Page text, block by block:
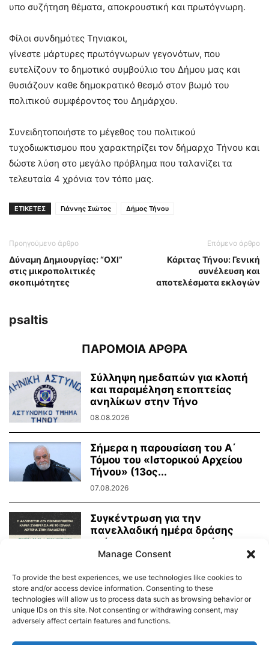
υπο συζήτηση θέματα, αποκρουστική και πρωτόγνωρη.
Φίλοι συνδημότες Τηνιακοι,
γίνεστε μάρτυρες πρωτόγνωρων γεγονότων, που
ευτελίζουν το δημοτικό συμβούλιο του Δήμου μας και
θυσιάζουν καθε δημοκρατικό θεσμό στον βωμό του
πολιτικού συμφέροντος του Δημάρχου.
Συνειδητοποιήστε το μέγεθος του πολιτικού
τυχοδιωκτισμου που χαρακτηρίζει τον δήμαρχο Τήνου και
δώστε λύση στο μεγάλο πρόβλημα που ταλανίζει τα
τελευταία 4 χρόνια τον τόπο μας.
ΕΤΙΚΕΤΕΣ Γιάννης Σιώτος Δήμος Τήνου
Προηγούμενο άρθρο
Δύναμη Δημιουργίας: “ΟΧΙ”
στις μικροπολιτικές
σκοπιμότητες
Επόμενο άρθρο
Κάριτας Τήνου: Γενική
συνέλευση και
αποτελέσματα εκλογών
psaltis
ΠΑΡΟΜΟΙΑ ΑΡΘΡΑ
Σύλληψη ημεδαπών για κλοπή
και παραμέληση εποπτείας
ανηλίκων στην Τήνο
08.08.2026
Σήμερα η παρουσίαση του Α΄
Τόμου του «Ιστορικού Αρχείου
Τήνου» (13ος...
07.08.2026
Συγκέντρωση για την
πανελλαδική ημέρα δράσης
ενάντια στην γενοκτονία στην
Παλαιστίνη
Manage Consent
To provide the best experiences, we use technologies like cookies to
store and/or access device information. Consenting to these
technologies will allow us to process data such as browsing behavior or
unique IDs on this site. Not consenting or withdrawing consent, may
adversely affect certain features and functions.